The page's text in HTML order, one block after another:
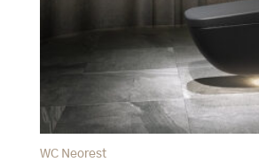
WC Neorest